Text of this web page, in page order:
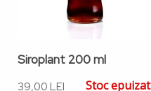
Siroplant 200 ml
39,00 LEI Stoc epuizat